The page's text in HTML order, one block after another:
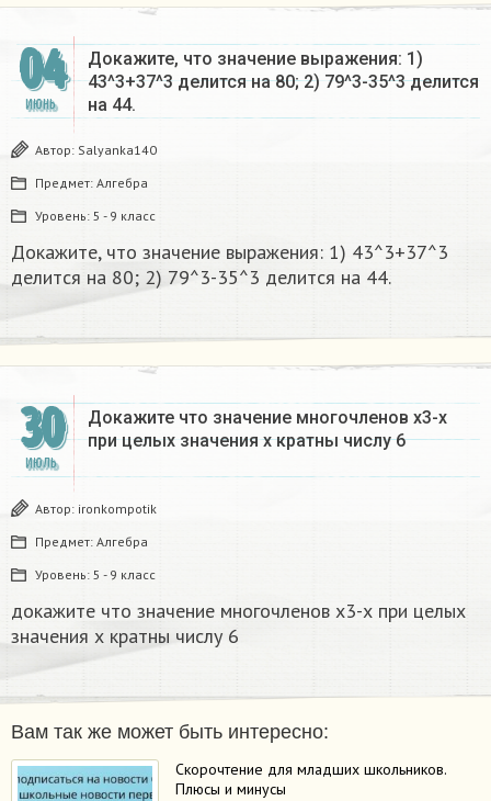
04
ИЮНЬ
Докажите, что значение выражения: 1)
43^3+37^3 делится на 80; 2) 79^3-35^3 делится
на 44.
Автор: Salyanka140
Предмет: Алгебра
Уровень: 5 - 9 класс
Докажите, что значение выражения: 1) 43^3+37^3
делится на 80; 2) 79^3-35^3 делится на 44.
30
ИЮЛЬ
Докажите что значение многочленов х3-х
при целых значения х кратны числу 6
Автор: ironkompotik
Предмет: Алгебра
Уровень: 5 - 9 класс
докажите что значение многочленов х3-х при целых
значения х кратны числу 6
Вам так же может быть интересно:
Скорочтение для младших школьников.
Плюсы и минусы